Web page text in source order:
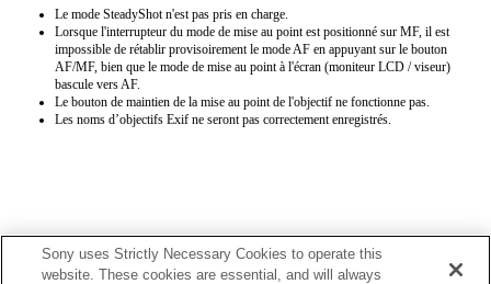
Le mode SteadyShot n'est pas pris en charge.
Lorsque l'interrupteur du mode de mise au point est positionné sur MF, il est
impossible de rétablir provisoirement le mode AF en appuyant sur le bouton
AF/MF, bien que le mode de mise au point à l'écran (moniteur LCD / viseur)
bascule vers AF.
Le bouton de maintien de la mise au point de l'objectif ne fonctionne pas.
Les noms d’objectifs Exif ne seront pas correctement enregistrés.
Terms of Use Contact Us
Copyright 2026 Sony Corporation
Sony uses Strictly Necessary Cookies to operate this
website. These cookies are essential, and will always